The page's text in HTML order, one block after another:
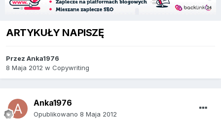
ARTYKUŁY NAPISZĘ
Przez Anka1976
8 Maja 2012 w Copywriting
Anka1976
Opublikowano 8 Maja 2012